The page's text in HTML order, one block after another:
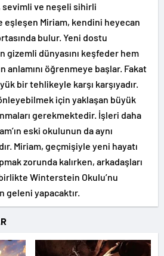
sevimli ve neşeli sihirli
eşleşen Miriam, kendini heyecan
bulur. Yeni dostu
gizemli dünyasını keşfeder hem
anlamını öğrenmeye başlar. Fakat
bir tehlikeyle karşı karşıyadır.
için yaklaşan büyük
gerekmektedir. İşleri daha
eski okulunun da aynı
Miriam, geçmişiyle yeni hayatı
zorunda kalırken, arkadaşları
Winterstein Okulu’nu
geleni yapacaktır.